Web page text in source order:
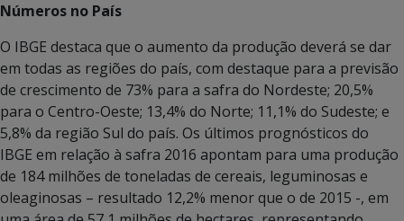
Números no País
O IBGE destaca que o aumento da produção deverá se dar
em todas as regiões do país, com destaque para a previsão
de crescimento de 73% para a safra do Nordeste; 20,5%
para o Centro-Oeste; 13,4% do Norte; 11,1% do Sudeste; e
5,8% da região Sul do país. Os últimos prognósticos do
IBGE em relação à safra 2016 apontam para uma produção
de 184 milhões de toneladas de cereais, leguminosas e
oleaginosas – resultado 12,2% menor que o de 2015 -, em